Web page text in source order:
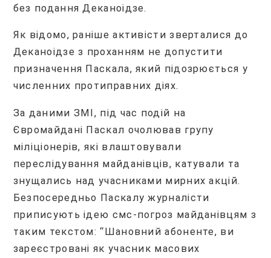
без подання Деканоідзе.
Як відомо, раніше активісти зверталися до
Деканоідзе з проханням не допустити
призначення Паскала, який підозрюється у
численних протиправних діях.
За даними ЗМІ, під час подій на
Євромайдані Паскал очолював групу
міліціонерів, які влаштовували
переслідування майданівців, катували та
знущались над учасниками мирних акцій.
Безпосередньо Паскалу журналісти
приписують ідею смс-погроз майданівцям з
таким текстом: “Шановний абоненте, ви
зареєстровані як учасник масових